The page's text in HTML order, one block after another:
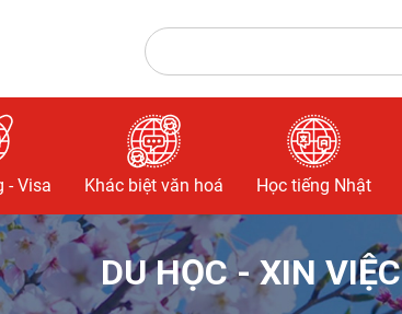
- Visa Khác biệt văn hoá Học tiếng Nhật
DU HỌC - XIN VIỆC